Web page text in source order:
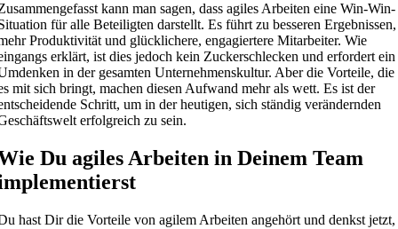
kann man sagen, dass agiles Arbeiten eine Win-Win-
für alle Beteiligten darstellt. Es führt zu besseren Ergebnissen,
Produktivität und glücklichere, engagiertere Mitarbeiter. Wie
erklärt, ist dies jedoch kein Zuckerschlecken und erfordert ein
in der gesamten Unternehmenskultur. Aber die Vorteile, die
mit sich bringt, machen diesen Aufwand mehr als wett. Es ist der
Schritt, um in der heutigen, sich ständig verändernden
erfolgreich zu sein.
Du agiles Arbeiten in Deinem Team
hast Dir die Vorteile von agilem Arbeiten angehört und denkst jetzt,